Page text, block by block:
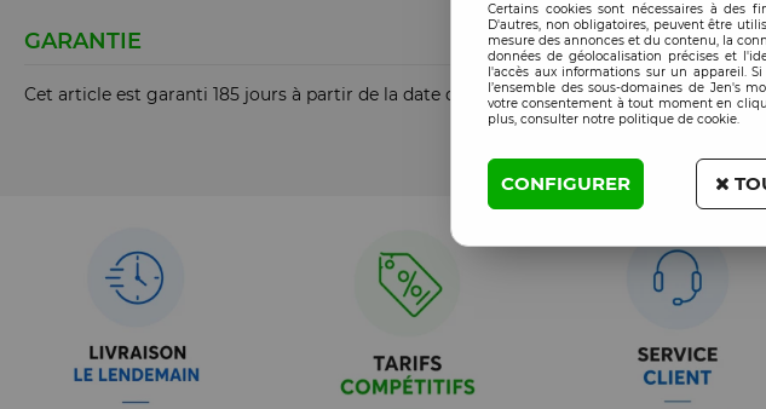
GARANTIE
Cet article est garanti 185 jours à partir de la date de commande
Certains cookies sont nécessaires à des
D'autres, non obligatoires, peuvent être
mesure des annonces et du contenu, la
données de géolocalisation précises et
l'accès aux informations sur un appareil.
l’ensemble des sous-domaines de Jen's
votre consentement à tout moment en
plus, consulter notre politique de cookie.
CONFIGURER